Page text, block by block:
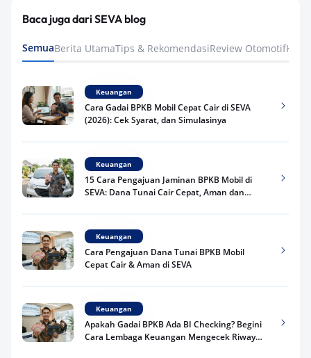
Baca juga dari SEVA blog
SemuaBerita UtamaTips & RekomendasiReview Otomotif
Keuangan
Cara Gadai BPKB Mobil Cepat Cair di SEVA
(2026): Cek Syarat, dan Simulasinya
Keuangan
15 Cara Pengajuan Jaminan BPKB Mobil di
SEVA: Dana Tunai Cair Cepat, Aman dan
Keuangan
Cara Pengajuan Dana Tunai BPKB Mobil
Cepat Cair & Aman di SEVA
Keuangan
Apakah Gadai BPKB Ada BI Checking? Begini
Cara Lembaga Keuangan Mengecek Riwayat